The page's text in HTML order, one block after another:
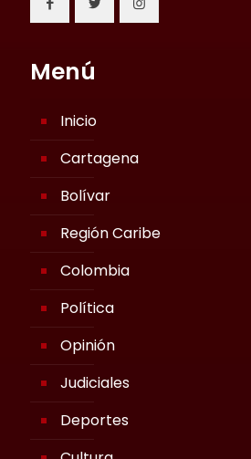
Menú
Inicio
Cartagena
Bolívar
Región Caribe
Colombia
Política
Opinión
Judiciales
Deportes